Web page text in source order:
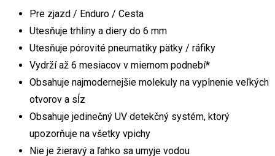
Pre zjazd / Enduro / Cesta
Utesňuje trhliny a diery do 6 mm
Utesňuje pórovité pneumatiky pätky / ráfiky
Vydrží až 6 mesiacov v miernom podnebí*
Obsahuje najmodernejšie molekuly na vyplnenie veľkých
otvorov a sĺz
Obsahuje jedinečný UV detekčný systém, ktorý
upozorňuje na všetky vpichy
Nie je žieravý a ľahko sa umyje vodou